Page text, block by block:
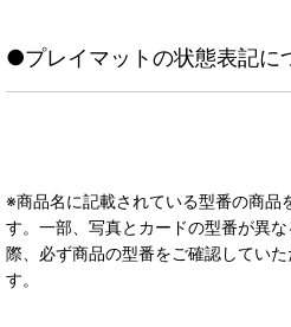
●プレイマットの状態表記に
※商品名に記載されている型番の商品
す。一部、写真とカードの型番が異
際、必ず商品の型番をご確認してい
す。